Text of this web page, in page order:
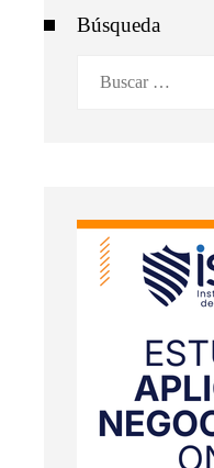
Búsqueda